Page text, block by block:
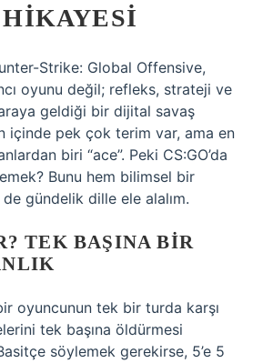
Strike: Global Offensive,
oyunu değil; refleks, strateji ve
geldiği bir dijital savaş
içinde pek çok terim var, ama en
biri “ace”. Peki CS:GO’da
Bunu hem bilimsel bir
gündelik dille ele alalım.
TEK BAŞINA BIR
oyuncunun tek bir turda karşı
tek başına öldürmesi
söylemek gerekirse, 5’e 5